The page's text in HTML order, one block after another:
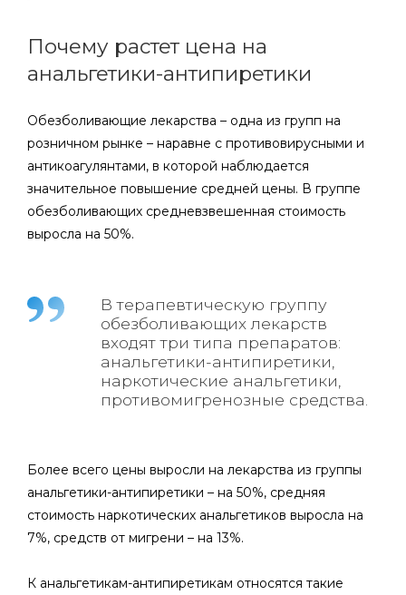
Почему растет цена на
анальгетики-антипиретики
Обезболивающие лекарства – одна из групп на
розничном рынке – наравне с противовирусными и
антикоагулянтами, в которой наблюдается
значительное повышение средней цены. В группе
обезболивающих средневзвешенная стоимость
выросла на 50%.
В терапевтическую группу
обезболивающих лекарств
входят три типа препаратов:
анальгетики-антипиретики,
наркотические анальгетики,
противомигренозные средства.
Более всего цены выросли на лекарства из группы
анальгетики-антипиретики – на 50%, средняя
стоимость наркотических анальгетиков выросла на
7%, средств от мигрени – на 13%.
К анальгетикам-антипиретикам относятся такие